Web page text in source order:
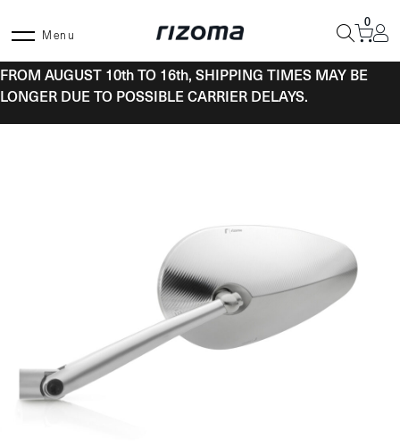
Menu
0
FROM AUGUST 10th TO 16th, SHIPPING TIMES MAY BE
LONGER DUE TO POSSIBLE CARRIER DELAYS.